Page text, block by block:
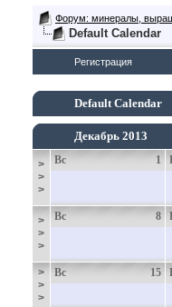
Форум: минералы,
Default Calendar
Регистрация
Default Calendar
Декабрь 2013
>
>
>
1
Вс
>
>
>
8
Вс
>
>
>
15
Вс